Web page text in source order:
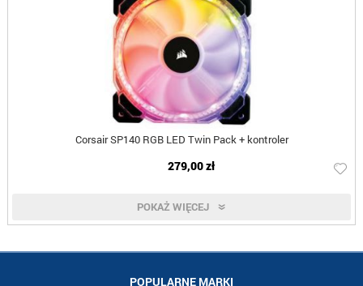
Corsair SP140 RGB LED Twin Pack + kontroler
279,00 zł
POKAŻ WIĘCEJ
POPULARNE MARKI